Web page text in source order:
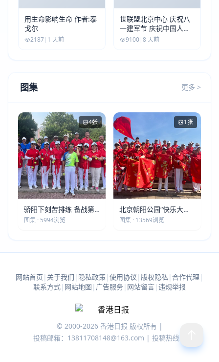
用生命影响生命 作者:泰
戈尔
2187| 1 天前
世联盟北京中心 庆祝八
一建军节 庆祝中国人民
解放军建军99周年
9100|8 天前
图集 更多 >
4张
骄阳下刻苦排练 备战第
五届莫斯科世界大健康运
图集 · 5994浏览
1张
北京朝阳公园“快乐大本
营”建党105周年庆祝活动
图集 · 13569浏览
网站首页 | 关于我们 | 隐私政策| 使用协议 | 版权隐私 | 合作代理 |
联系方式| 网站地图 | 广告服务| 网站留言| 违规举报
© 2000-2026 香港日报 版权所有 |
投稿邮箱：13811708148@163.com | 投稿热线：